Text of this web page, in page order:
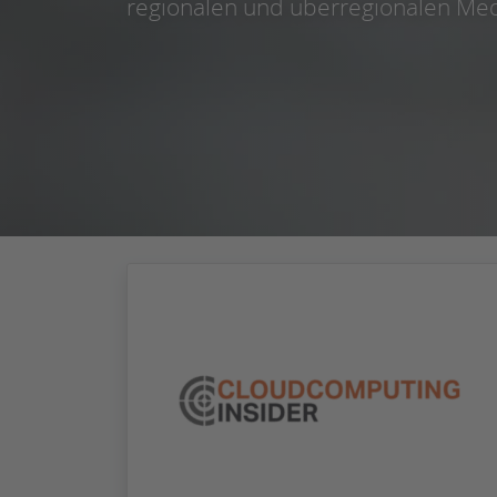
regionalen und überregionalen